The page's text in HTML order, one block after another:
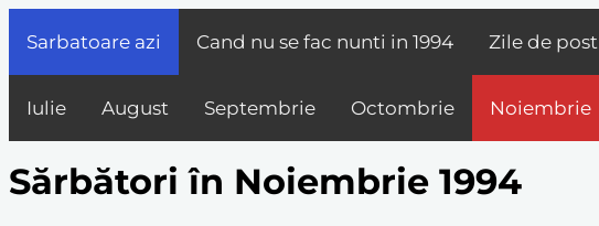
Sarbatoare azi Cand nu se fac nunti in 1994 Zile de post
Iulie August Septembrie Octombrie Noiembrie
Sărbători în Noiembrie 1994